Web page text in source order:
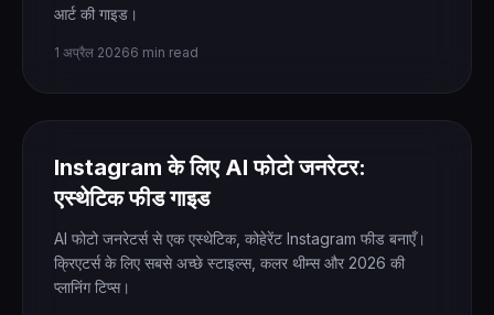
आर्ट की गाइड।
1 अप्रैल 20266 min read
Instagram के लिए AI फोटो जनरेटर:
एस्थेटिक फीड गाइड
AI फोटो जनरेटर्स से एक एस्थेटिक, कोहेरेंट Instagram फीड बनाएँ।
क्रिएटर्स के लिए सबसे अच्छे स्टाइल्स, कलर थीम्स और 2026 की
प्लानिंग टिप्स।